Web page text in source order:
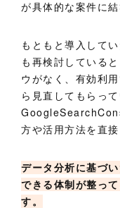
が具体的な案件に
もともと導入して
も再検討している
ウがなく、有効利
ら見直してもらっ
方や活用方法を直
データ分析に基づ
できる体制が整っ
す。